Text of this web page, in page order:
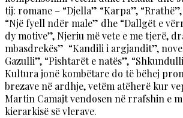
tij: romane – “Djella” “Karpa”,
“Një fyell ndër male” dhe “Dallgët e
dy motive”, Njeriu më vete e me tjerë,
mbasdrekës” “Kandili i argjandit”,
Gazulli”, “Pishtarët e natës”,
Kultura jonë kombëtare do të bëhej
brezave në ardhje, vetëm atëherë kur
Martin Camajt vendosen në rrafshin e
kierarkisë së vlerave.